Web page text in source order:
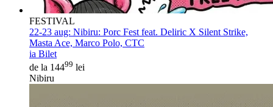
FESTIVAL
22-23 aug: Nibiru: Porc Fest feat. Deliric X Silent Strike,
Masta Ace, Marco Polo, CTC
ia Bilet
de la 14499 lei
Nibiru